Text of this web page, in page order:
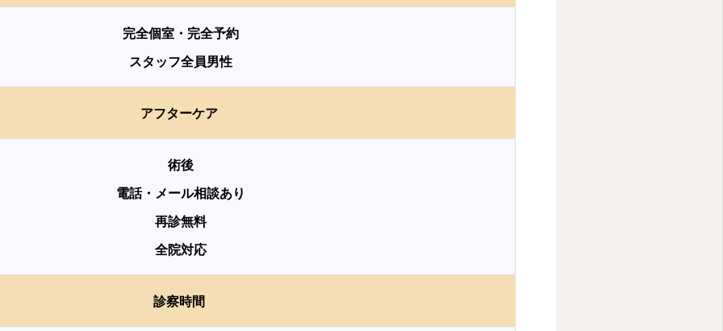
完全個室・完全予約
スタッフ全員男性
アフターケア
術後
電話・メール相談あり
再診無料
全院対応
診察時間